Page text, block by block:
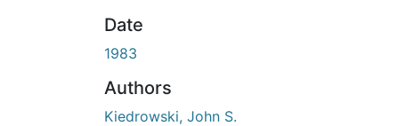
Date
1983
Authors
Kiedrowski, John S.